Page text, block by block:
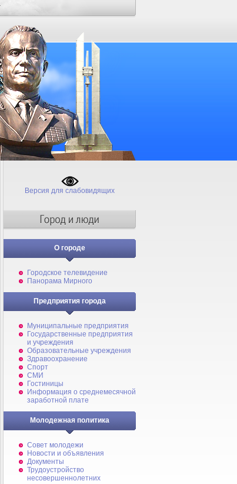
Версия для слабовидящих
О городе
Городское телевидение
Панорама Мирного
Предприятия города
Муниципальные предприятия
Государственные предприятия
и учреждения
Образовательные учреждения
Здравоохранение
Спорт
СМИ
Гостиницы
Информация о среднемесячной
заработной плате
Молодежная политика
Совет молодежи
Новости и объявления
Документы
Трудоустройство
несовершеннолетних